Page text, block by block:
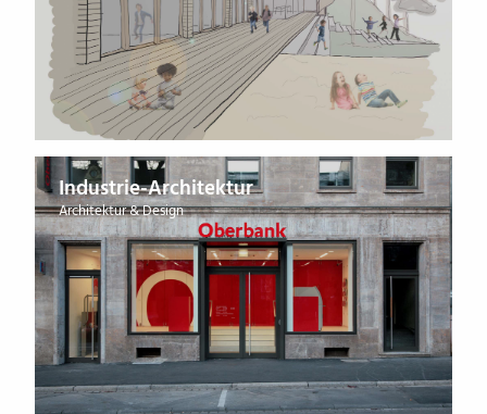
Industrie-Architektur
Architektur & Design